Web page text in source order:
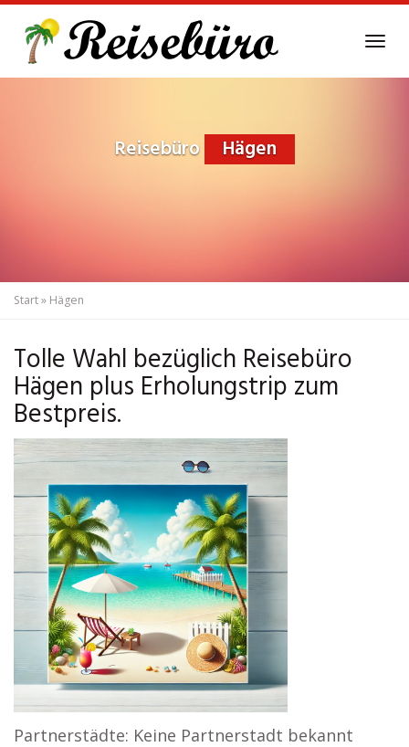
main
Reisebüro Hägen
Start» Hägen
Tolle Wahl bezüglich Reisebüro
Hägen plus Erholungstrip zum
Bestpreis.
Partnerstädte: Keine Partnerstadt bekannt